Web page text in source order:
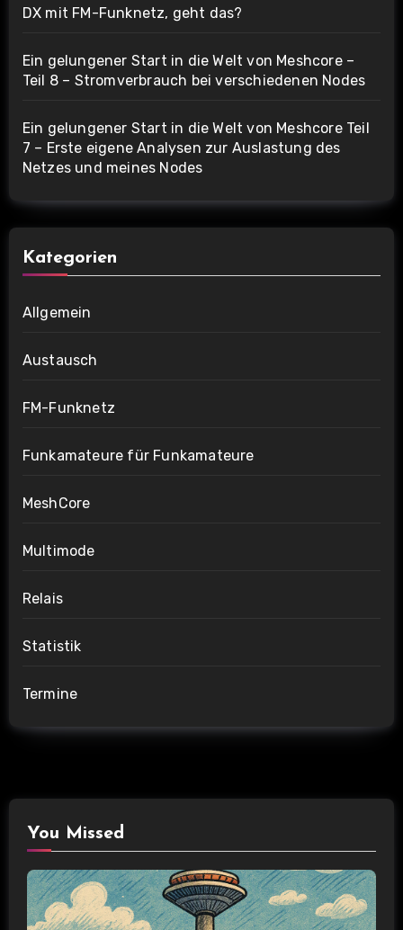
DX mit FM-Funknetz, geht das?
Ein gelungener Start in die Welt von Meshcore –
Teil 8 – Stromverbrauch bei verschiedenen Nodes
Ein gelungener Start in die Welt von Meshcore Teil
7 – Erste eigene Analysen zur Auslastung des
Netzes und meines Nodes
Kategorien
Allgemein
Austausch
FM-Funknetz
Funkamateure für Funkamateure
MeshCore
Multimode
Relais
Statistik
Termine
You Missed